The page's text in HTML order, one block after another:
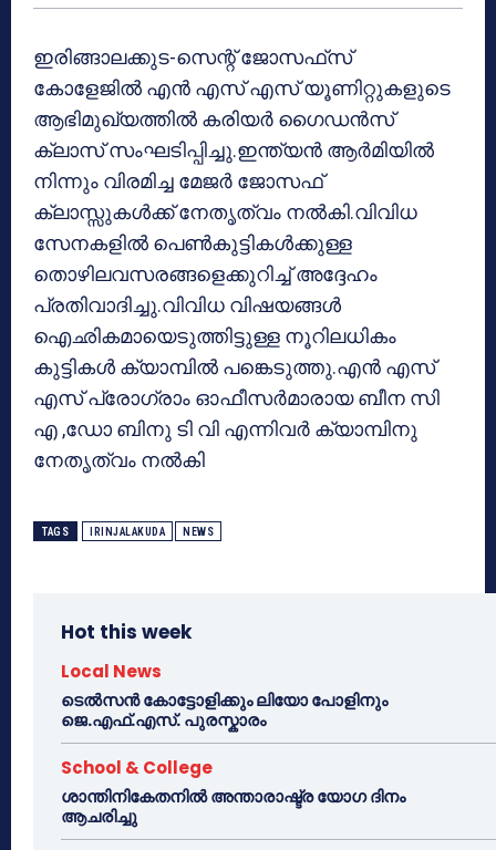
ഇരിങ്ങാലക്കുട-സെന്റ് ജോസഫ്‌സ്
കോളേജില്‍ എന്‍ എസ് എസ് യൂണിറ്റുകളുടെ
ആഭിമുഖ്യത്തില്‍ കരിയര്‍ ഗൈഡന്‍സ്
ക്ലാസ് സംഘടിപ്പിച്ചു.ഇന്ത്യന്‍ ആര്‍മിയില്‍
നിന്നും വിരമിച്ച മേജര്‍ ജോസഫ്
ക്ലാസ്സുകള്‍ക്ക് നേതൃത്വം നല്‍കി.വിവിധ
സേനകളില്‍ പെണ്‍കുട്ടികള്‍ക്കുള്ള
തൊഴിലവസരങ്ങളെക്കുറിച്ച് അദ്ദേഹം
പ്രതിവാദിച്ചു.വിവിധ വിഷയങ്ങള്‍
ഐഛികമായെടുത്തിട്ടുള്ള നൂറിലധികം
കുട്ടികള്‍ ക്യാമ്പില്‍ പങ്കെടുത്തു.എന്‍ എസ്
എസ് പ്രോഗ്രാം ഓഫീസര്‍മാരായ ബീന സി
എ ,ഡോ ബിനു ടി വി എന്നിവര്‍ ക്യാമ്പിനു
നേതൃത്വം നല്‍കി
TAGS IRINJALAKUDA NEWS
Hot this week
Local News
ടെൽസൻ കോട്ടോളിക്കും ലിയോ പോളിനും
ജെ.എഫ്.എസ്. പുരസ്കാരം
School & College
ശാന്തിനികേതനിൽ അന്താരാഷ്ട്ര യോഗ ദിനം
ആചരിച്ചു